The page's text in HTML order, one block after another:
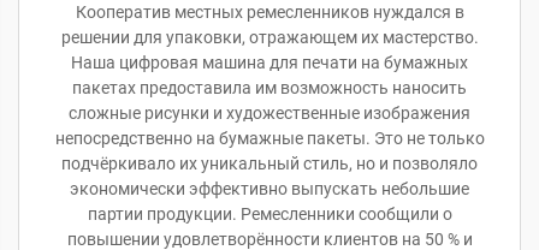
Кооператив местных ремесленников нуждался в
решении для упаковки, отражающем их мастерство.
Наша цифровая машина для печати на бумажных
пакетах предоставила им возможность наносить
сложные рисунки и художественные изображения
непосредственно на бумажные пакеты. Это не только
подчёркивало их уникальный стиль, но и позволяло
экономически эффективно выпускать небольшие
партии продукции. Ремесленники сообщили о
повышении удовлетворённости клиентов на 50 % и